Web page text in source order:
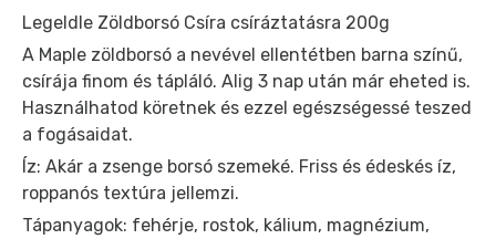
Legeldle Zöldborsó Csíra csíráztatásra 200g
A Maple zöldborsó a nevével ellentétben barna színű,
csírája finom és tápláló. Alig 3 nap után már eheted is.
Használhatod köretnek és ezzel egészségessé teszed
a fogásaidat.
Íz: Akár a zsenge borsó szemeké. Friss és édeskés íz,
roppanós textúra jellemzi.
Tápanyagok: fehérje, rostok, kálium, magnézium,